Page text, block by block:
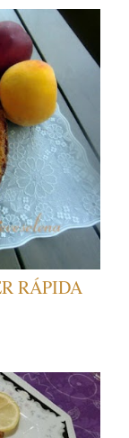
RÁPIDA